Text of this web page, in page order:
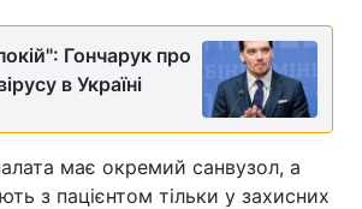
Гончарук про
в Україні
має окремий санвузол, а
з пацієнтом тільки у захисних